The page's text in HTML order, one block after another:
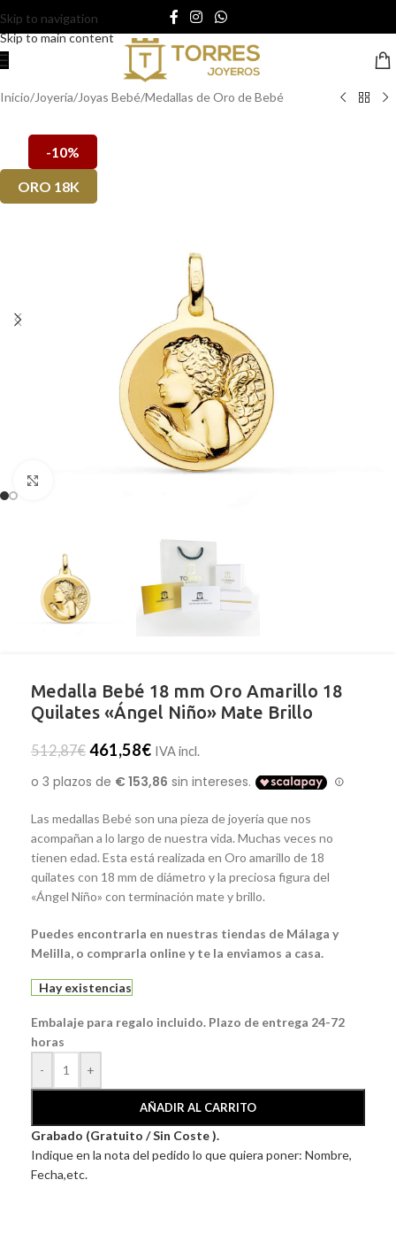
Skip to navigation
Skip to main content
Inicio/Joyería/Joyas Bebé/Medallas de Oro de Bebé
-10%
ORO 18K
Medalla Bebé 18 mm Oro Amarillo 18
Quilates «Ángel Niño» Mate Brillo
512,87€ 461,58€ IVA incl.
Las medallas Bebé son una pieza de joyería que nos
acompañan a lo largo de nuestra vida. Muchas veces no
tienen edad. Esta está realizada en Oro amarillo de 18
quilates con 18 mm de diámetro y la preciosa figura del
«Ángel Niño» con terminación mate y brillo.
Puedes encontrarla en nuestras tiendas de Málaga y
Melilla, o comprarla online y te la enviamos a casa.
Hay existencias
Embalaje para regalo incluido. Plazo de entrega 24-72
horas
-
+
AÑADIR AL CARRITO
Grabado (Gratuito / Sin Coste ).
Indique en la nota del pedido lo que quiera poner: Nombre,
Fecha,etc.